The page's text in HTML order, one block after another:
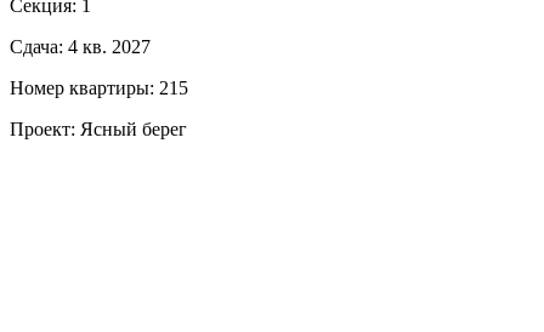
Секция: 1
Сдача: 4 кв. 2027
Номер квартиры: 215
Проект: Ясный берег